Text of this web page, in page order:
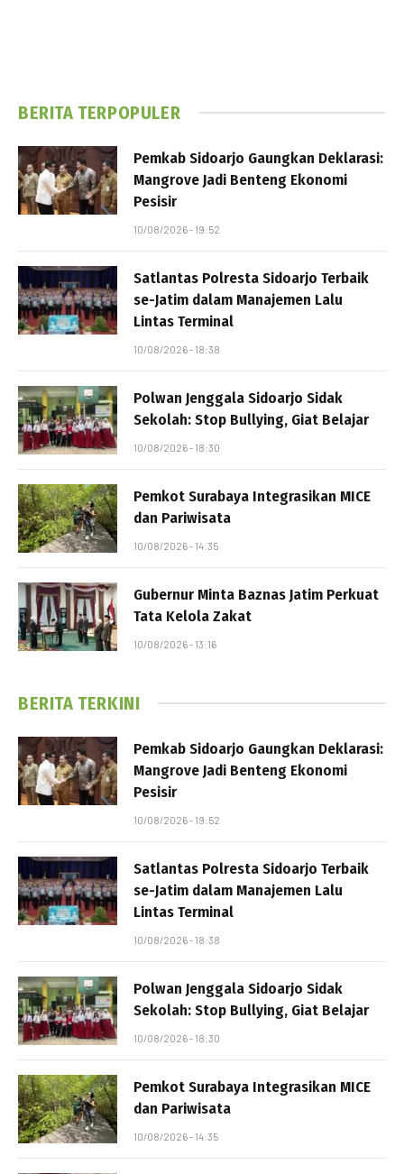
BERITA TERPOPULER
Pemkab Sidoarjo Gaungkan Deklarasi:
Mangrove Jadi Benteng Ekonomi
Pesisir
10/08/2026 - 19:52
Satlantas Polresta Sidoarjo Terbaik
se-Jatim dalam Manajemen Lalu
Lintas Terminal
10/08/2026 - 18:38
Polwan Jenggala Sidoarjo Sidak
Sekolah: Stop Bullying, Giat Belajar
10/08/2026 - 18:30
Pemkot Surabaya Integrasikan MICE
dan Pariwisata
10/08/2026 - 14:35
Gubernur Minta Baznas Jatim Perkuat
Tata Kelola Zakat
10/08/2026 - 13:16
BERITA TERKINI
Pemkab Sidoarjo Gaungkan Deklarasi:
Mangrove Jadi Benteng Ekonomi
Pesisir
10/08/2026 - 19:52
Satlantas Polresta Sidoarjo Terbaik
se-Jatim dalam Manajemen Lalu
Lintas Terminal
10/08/2026 - 18:38
Polwan Jenggala Sidoarjo Sidak
Sekolah: Stop Bullying, Giat Belajar
10/08/2026 - 18:30
Pemkot Surabaya Integrasikan MICE
dan Pariwisata
10/08/2026 - 14:35